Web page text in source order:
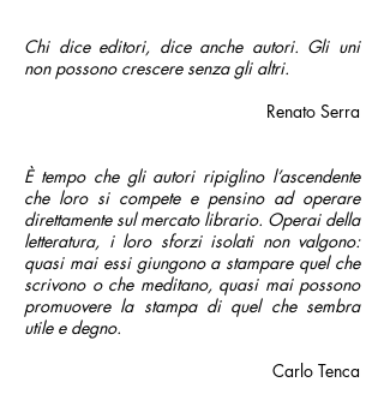
Chi dice editori, dice anche autori. Gli uni
non possono crescere senza gli altri.
Renato Serra
È tempo che gli autori ripiglino l’ascendente
che loro si compete e pensino ad operare
direttamente sul mercato librario. Operai della
letteratura, i loro sforzi isolati non valgono:
quasi mai essi giungono a stampare quel che
scrivono o che meditano, quasi mai possono
promuovere la stampa di quel che sembra
utile e degno.
Carlo Tenca